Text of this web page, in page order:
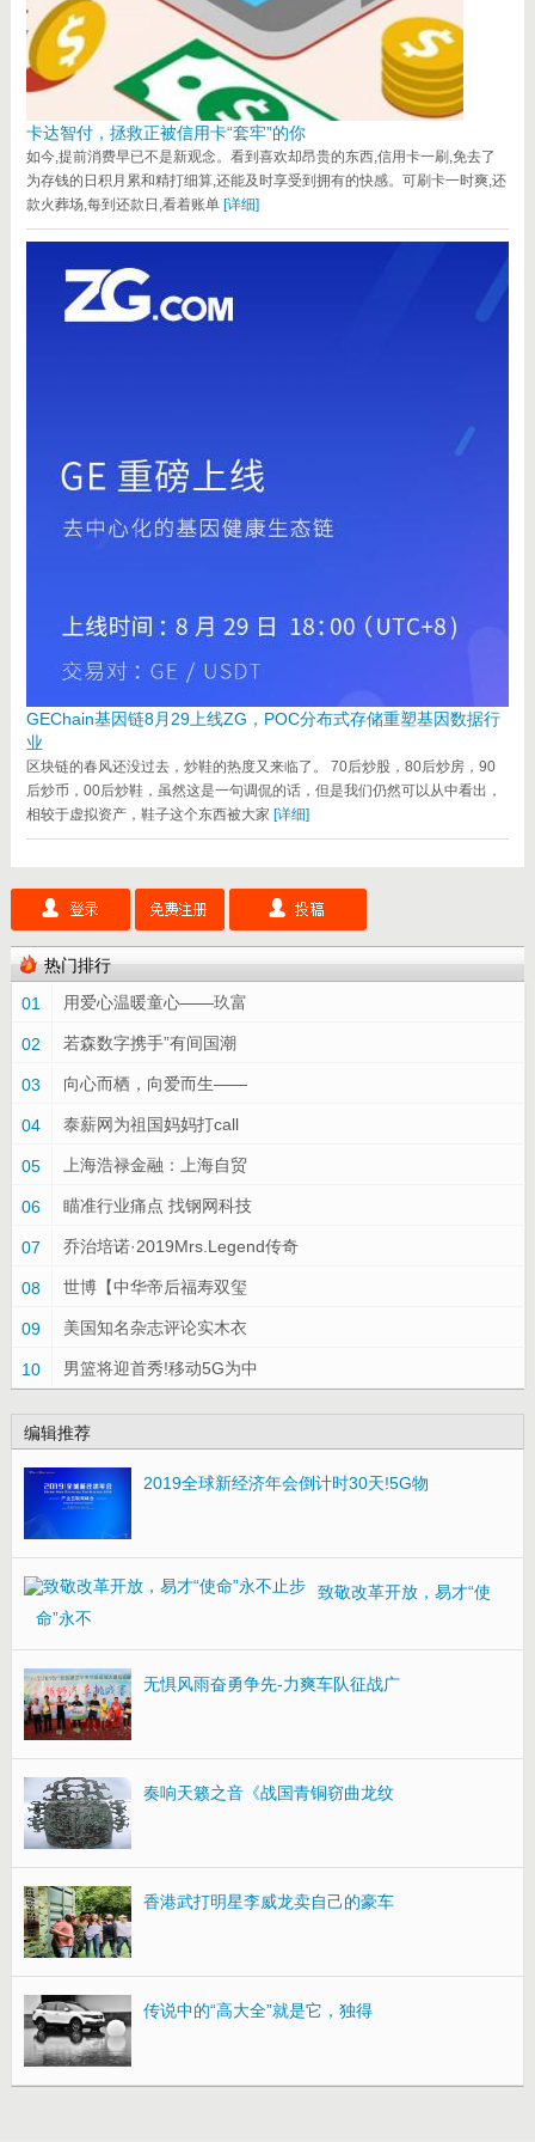
卡达智付，拯救正被信用卡“套牢”的你
如今,提前消费早已不是新观念。看到喜欢却昂贵的东西,信用卡一刷,免去了
为存钱的日积月累和精打细算,还能及时享受到拥有的快感。可刷卡一时爽,还
款火葬场,每到还款日,看着账单 [详细]
GEChain基因链8月29上线ZG，POC分布式存储重塑基因数据行
业
区块链的春风还没过去，炒鞋的热度又来临了。 70后炒股，80后炒房，90
后炒币，00后炒鞋，虽然这是一句调侃的话，但是我们仍然可以从中看出，
相较于虚拟资产，鞋子这个东西被大家 [详细]
热门排行
01
用爱心温暖童心——玖富
02 若森数字携手”有间国潮
03 向心而栖，向爱而生——
04 泰薪网为祖国妈妈打call
05 上海浩禄金融：上海自贸
06 瞄准行业痛点 找钢网科技
07 乔治培诺·2019Mrs.Legend传奇
08 世博【中华帝后福寿双玺
09 美国知名杂志评论实木衣
10 男篮将迎首秀!移动5G为中
编辑推荐
2019全球新经济年会倒计时30天!5G物
致敬改革开放，易才“使
命”永不
无惧风雨奋勇争先-力爽车队征战广
奏响天籁之音《战国青铜窃曲龙纹
香港武打明星李威龙卖自己的豪车
传说中的“高大全”就是它，独得